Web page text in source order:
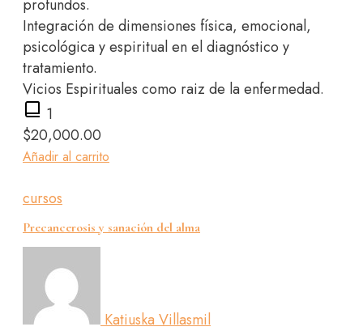
profundos.
Integración de dimensiones física, emocional,
psicológica y espiritual en el diagnóstico y
tratamiento.
Vicios Espirituales como raiz de la enfermedad.
1
$20,000.00
Añadir al carrito
cursos
Precancerosis y sanación del alma
Katiuska Villasmil